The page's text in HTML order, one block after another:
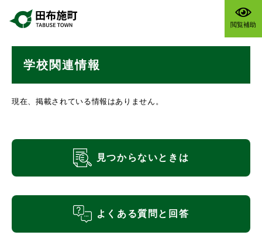
閲覧補助
学校関連情報
現在、掲載されている情報はありません。
見つからないときは
よくある質問と回答